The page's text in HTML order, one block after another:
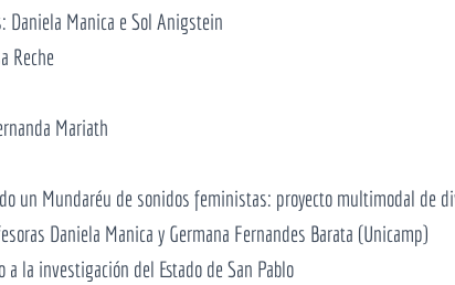
Daniela Manica e Sol Anigstein
Reche
Mariath
un Mundaréu de sonidos feministas: proyecto multimodal de
Daniela Manica y Germana Fernandes Barata (Unicamp)
la investigación del Estado de San Pablo